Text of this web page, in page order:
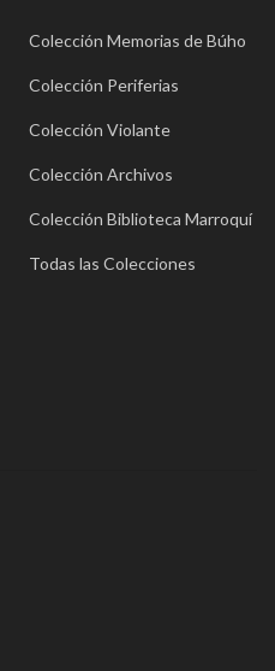
Colección Memorias de Búho
Colección Periferias
Colección Violante
Colección Archivos
Colección Biblioteca Marroquí
Todas las Colecciones